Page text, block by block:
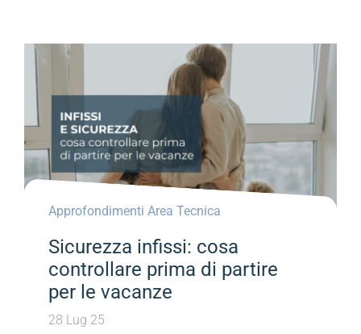
Approfondimenti Area Tecnica
Sicurezza infissi: cosa
controllare prima di partire
per le vacanze
28 Lug 25